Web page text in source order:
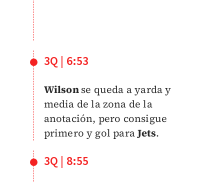
3Q | 6:53
Wilsonse queda a yarda y
media de la zona de la
anotación, pero consigue
primero y gol paraJets.
3Q | 8:55